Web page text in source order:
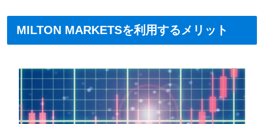
MILTON MARKETSを利用するメリット